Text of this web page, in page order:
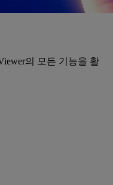
의 모든 기능을 활